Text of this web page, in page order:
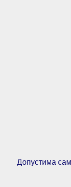
Допустима